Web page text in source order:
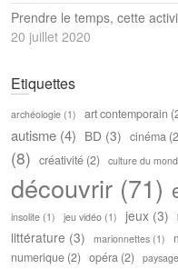
Prendre le temps, cette
20 juillet 2020
Etiquettes
archéologie (1) art contemporain
autisme (4) BD (3) cinéma
(8) créativité (2) culture du
découvrir (71)
insolite (1) jeu vidéo (1) jeux (3)
littérature (3) marionnettes (1)
numerique (2) opéra (2) paysage